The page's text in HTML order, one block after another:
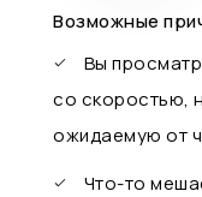
Возможные
Вы
со скоростью,
ожидаемую от
Что-то